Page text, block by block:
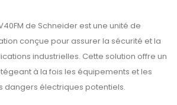
de Schneider est une unité de
conçue pour assurer la sécurité et la
industrielles. Cette solution offre un
à la fois les équipements et les
dangers électriques potentiels.